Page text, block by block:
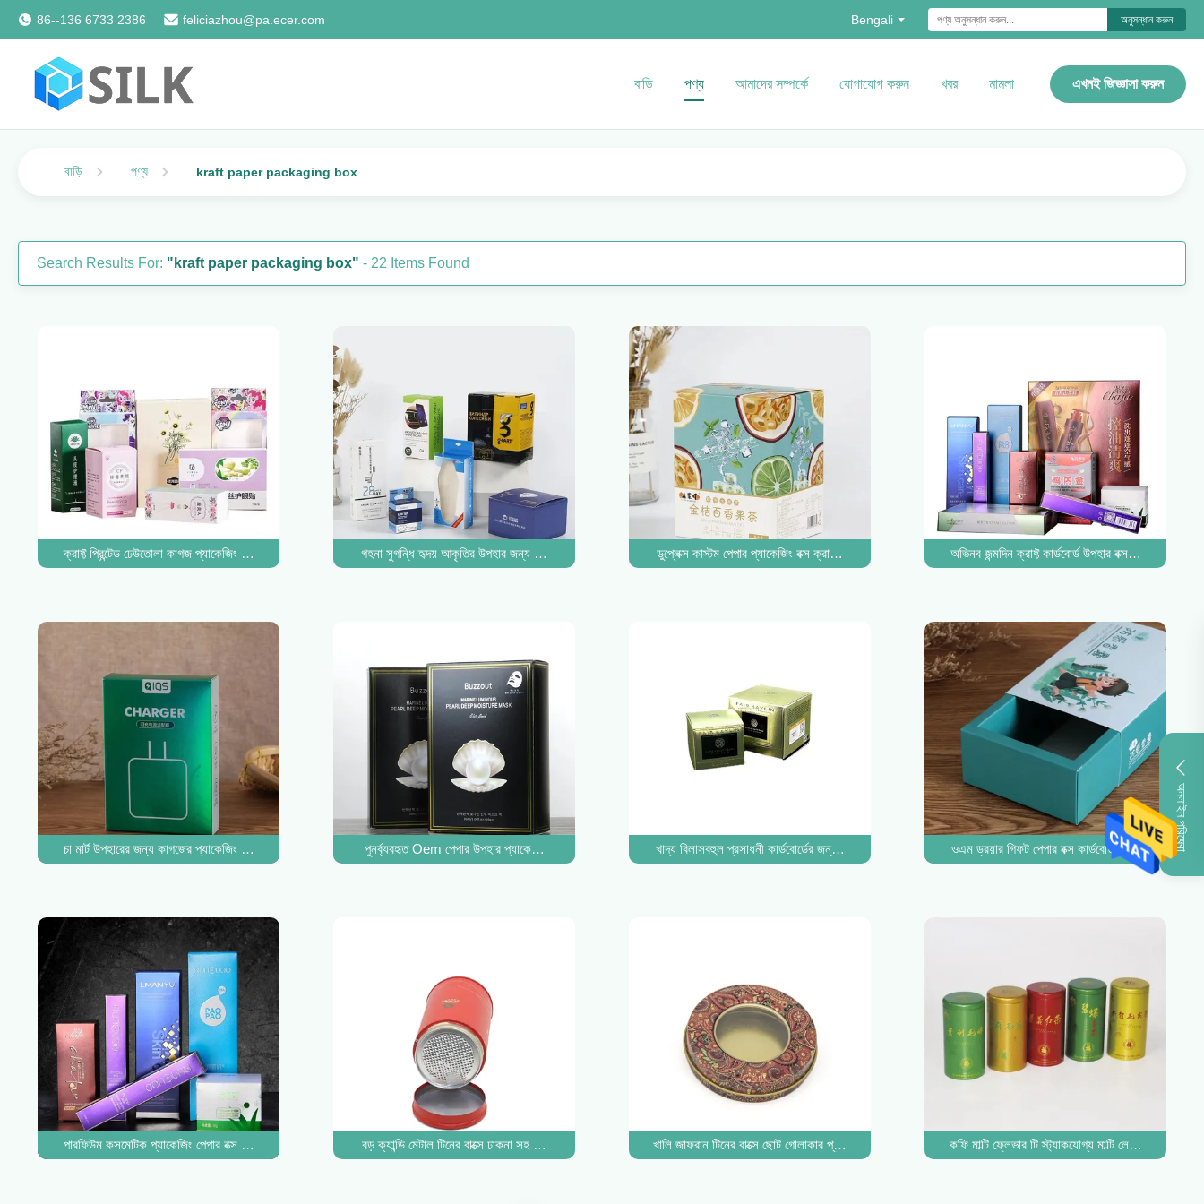
86--136 6733 2386 feliciazhou@pa.ecer.com Bengali অনুসন্ধান করুন
বাড়ি পণ্য আমাদের সম্পর্কে যোগাযোগ করুন খবর মামলা এখনই জিজ্ঞাসা করুন
অনলাইন পরিষেবা
বাড়ি পণ্য kraft paper packaging box
Search Results For: "kraft paper packaging box" - 22 Items Found
ক্রাফ্ট প্রিন্টেড ঢেউতোলা কাগজ প্যাকেজিং বক্স গোলাপী রঙের গয়না শিপিং মেইলার বক্সগহনা সুগন্ধি হৃদয় আকৃতির উপহার জন্য Oem ক্রাফট কাস্টম কাগজ প্যাকেজিং বক্সডুপ্লেক্স কাস্টম পেপার প্যাকেজিং বক্স ক্রাফট গয়না গোলাপী প্রসাধনী ঢেউতোলা মেইলারঅভিনব জন্মদিন ক্রাফ্ট কার্ডবোর্ড উপহার বক্স প্যাকেজিং
চা মার্ট উপহারের জন্য কাগজের প্যাকেজিং কার্ডবোর্ড বক্স প্রিন্টিং আউটার পুনর্ব্যবহৃত Oem পেপার উপহার প্যাকেজিং বক্স ড্রয়ার ক্রাফ্ট কার্ডবোর্ডখাদ্য বিলাসবহুল প্রসাধনী কার্ডবোর্ডের জন্য পরিবেশ বান্ধব পুনর্ব্যবহৃত কাগজের বক্স প্যাকেজিংওএম ড্রয়ার গিফট পেপার বক্স কার্ডবোর্ড টিউব পিজা ফুড
পারফিউম কসমেটিক প্যাকেজিং পেপার বক্স নলাকার লোশন ফেস সিরাম ক্যান্ডেল টিউববড় ক্যান্ডি মেটাল টিনের বাক্সে ঢাকনা সহ শিশু প্রতিরোধী কব্জা ঢাকনা মিনি আয়তক্ষেত্রাকার ভোজ্য কাস্টমখালি জাফরান টিনের বাক্সে ছোট গোলাকার প্যাকেজিং ক্যান উপহারের জন্য সোনার ধাতু 1g 2g 3g 5g
কফি মাল্টি ফ্লেভার টি স্ট্যাকযোগ্য মাল্টি লেয়ার মিষ্টি ঢাকনা